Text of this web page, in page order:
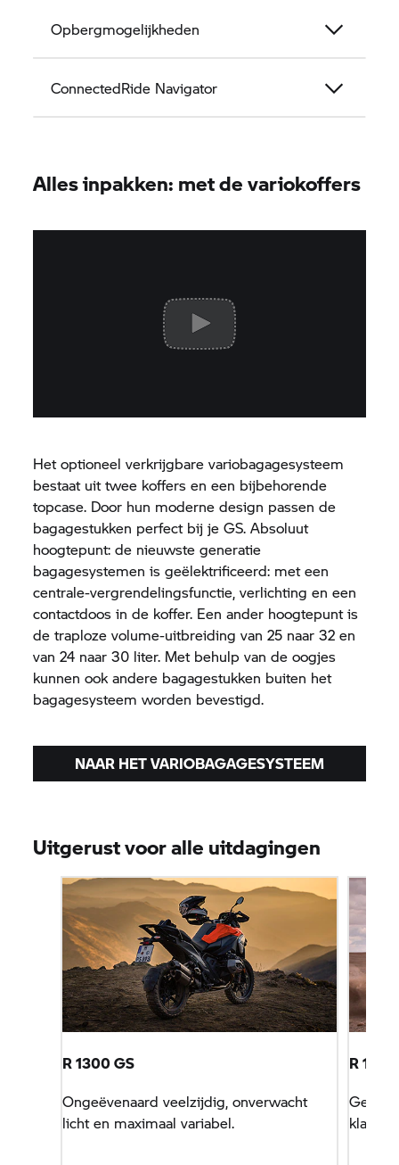
Opbergmogelijkheden
ConnectedRide Navigator
Alles inpakken: met de variokoffers
Het optioneel verkrijgbare variobagagesysteem
bestaat uit twee koffers en een bijbehorende
topcase. Door hun moderne design passen de
bagagestukken perfect bij je GS. Absoluut
hoogtepunt: de nieuwste generatie
bagagesystemen is geëlektrificeerd: met een
centrale-vergrendelingsfunctie, verlichting en een
contactdoos in de koffer. Een ander hoogtepunt is
de traploze volume-uitbreiding van 25 naar 32 en
van 24 naar 30 liter. Met behulp van de oogjes
kunnen ook andere bagagestukken buiten het
bagagesysteem worden bevestigd.
NAAR HET VARIOBAGAGESYSTEEM
Uitgerust voor alle uitdagingen
R 1300 GS
Ongeëvenaard veelzijdig, onverwacht
licht en maximaal variabel.
R
klaar